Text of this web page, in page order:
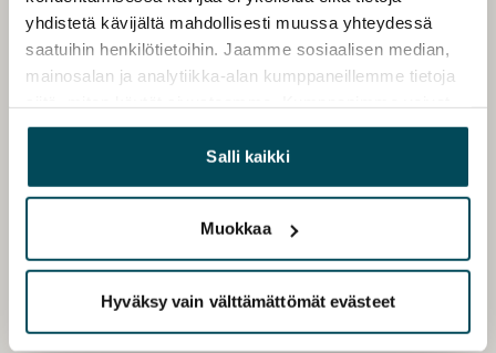
yhdistetä kävijältä mahdollisesti muussa yhteydessä
saatuihin henkilötietoihin. Jaamme sosiaalisen median,
mainosalan ja analytiikka-alan kumppaneillemme tietoja
yhdistää näitä tietoja muihin tietoihin, joita olet antanut
heille tai joita on kerätty, kun olet käyttänyt heidän
palvelujaan.
Salli kaikki
Muokkaa
Hyväksy vain välttämättömät evästeet